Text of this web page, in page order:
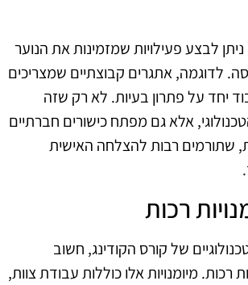
לבצע פעילויות שמזמינות את הנוער
לדוגמה, אתגרים קבוצתיים שמצריכים
יחד על פתרון בעיות. לא רק שזה
אלא גם מפתח כישורים חברתיים
שתורמים רבות להצלחה האישית
רכות
של קורס הקודינג, חשוב
רכות. מיומנויות אלו כוללות עבודת צוות,